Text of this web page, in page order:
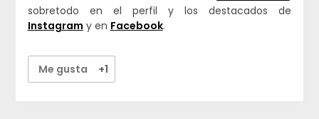
sobretodo en el perfil y los destacados de
Instagram y en Facebook.
Me gusta +1